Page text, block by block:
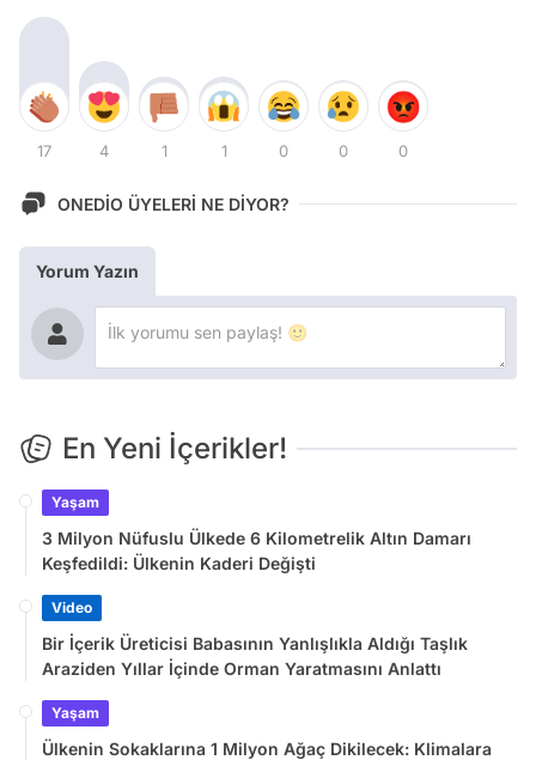
17 4 1 1 0 0 0
ONEDİO ÜYELERİ NE DİYOR?
Yorum Yazın
En Yeni İçerikler!
Yaşam
3 Milyon Nüfuslu Ülkede 6 Kilometrelik Altın Damarı
Keşfedildi: Ülkenin Kaderi Değişti
Video
Bir İçerik Üreticisi Babasının Yanlışlıkla Aldığı Taşlık
Araziden Yıllar İçinde Orman Yaratmasını Anlattı
Yaşam
Ülkenin Sokaklarına 1 Milyon Ağaç Dikilecek: Klimalara